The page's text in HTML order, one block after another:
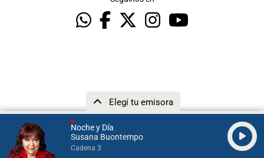
Noche y Día
Susana Buontempo
Cadena 3
Elegí tu emisora